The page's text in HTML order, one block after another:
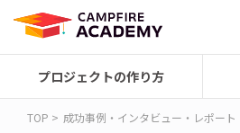
プロジェクトの作り方
TOP 成功事例・インタビュー・レポート